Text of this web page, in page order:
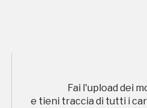
Fai l'upload dei
e tieni traccia di tutti i
newsletter